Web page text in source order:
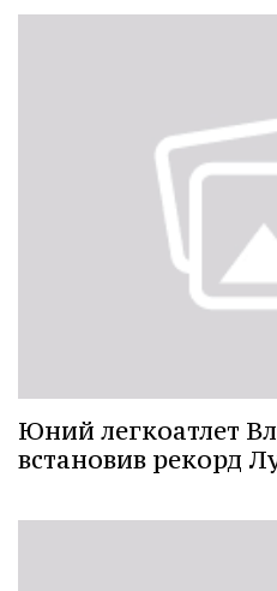
Юний легкоатлет
встановив рекорд